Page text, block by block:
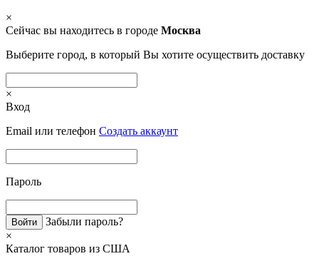
×
Сейчас вы находитесь в городе Москва
Выберите город, в который Вы хотите осуществить доставку
×
Вход
Email или телефон Создать аккаунт
Пароль
Забыли пароль?
×
Каталог товаров из США